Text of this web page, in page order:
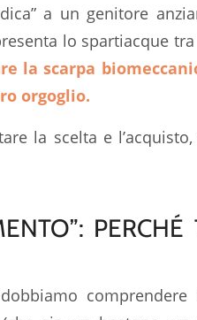
a un genitore
lo spartiacque
la scarpa
orgoglio.
la scelta e